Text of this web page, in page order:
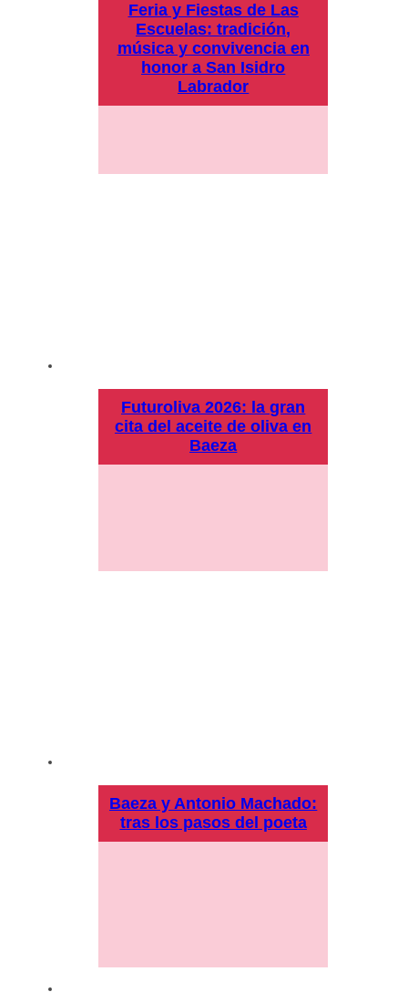
Feria y Fiestas de Las
Escuelas: tradición,
música y convivencia en
honor a San Isidro
Labrador
Futuroliva 2026: la gran
cita del aceite de oliva en
Baeza
Baeza y Antonio Machado:
tras los pasos del poeta